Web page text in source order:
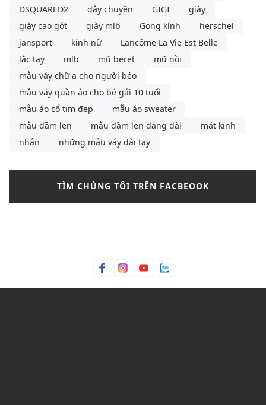
DSQUARED2
dây chuyền GIGI
giày
giày cao gót
giày mlb Gọng kính
herschel
jansport
kính nữ
Lancôme La Vie Est Belle
lắc tay
mlb mũ beret
mũ nồi
mẫu váy chữ a cho người béo
mẫu váy quần áo cho bé gái 10 tuổi
mẫu áo cổ tim đẹp
mẫu áo sweater
mẫu đầm len
mẫu đầm len dáng dài
mắt kính
nhẫn
những mẫu váy dài tay
nước hoa
outfit thu đông
phối đồ với shoulder bag
phối đồ với túi kẹp nách
phối đồ với túi đeo vai
phối đồ với áo giữ nhiệt nữ
TÌM CHÚNG TÔI TRÊN FACBEOOK